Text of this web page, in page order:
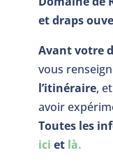
et draps
Avant votre
vous
l’itinéraire,
avoir
Toutes les
ici et là.